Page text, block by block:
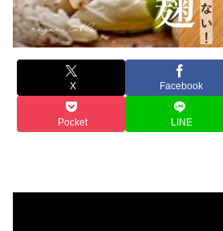
X Facebook
Pocket LINE